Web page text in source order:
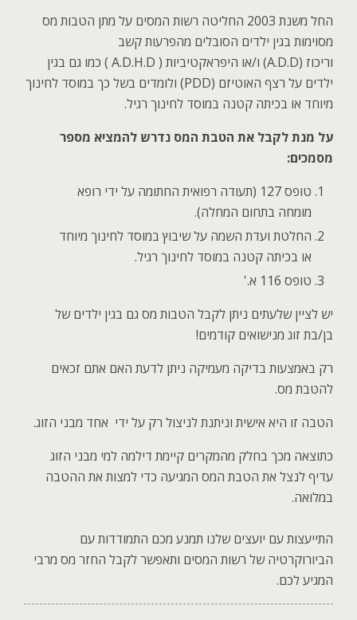
החל משנת 2003 החליטה רשות המסים על מתן הטבות מס
מסוימות בגין ילדים הסובלים מהפרעות קשב
וריכוז (A.D.D) ו/או היפראקטיביות A.D.H.D ) ) כמו גם בגין
ילדים על רצף האוטיזם (PDD) ולומדים בשל כך במוסד לחינוך
מיוחד או בכיתה קטנה במוסד לחינוך רגיל.
על מנת לקבל את הטבת המס נדרש להמציא מספר
מסמכים:
טופס 127 (תעודה רפואית החתומה על ידי רופא
מומחה בתחום המחלה).
החלטת ועדת השמה על שיבוץ במוסד לחינוך מיוחד
או בכיתה קטנה במוסד לחינוך רגיל.
טופס 116 א
'.
יש לציין שלעתים ניתן לקבל הטבות מס גם בגין ילדים של
בן/בת זוג מנישואים קודמים!
רק באמצעות בדיקה מעמיקה ניתן לדעת האם אתם זכאים
להטבת מס.
הטבה זו היא אישית וניתנת לניצול רק על ידי אחד מבני הזוג.
כתוצאה מכך בחלק מהמקרים קיימת דילמה למי מבני הזוג
עדיף לנצל את הטבת המס המגיעה כדי למצות את ההטבה
במלואה.
התייעצות עם יועצים שלנו תמנע מכם התמודדות עם
הביורוקרטיה של רשות המסים ותאפשר לקבל החזר מס מרבי
המגיע לכם.